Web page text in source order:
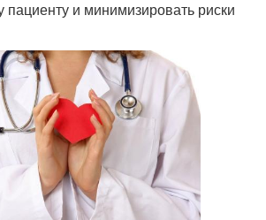
и минимизировать риски